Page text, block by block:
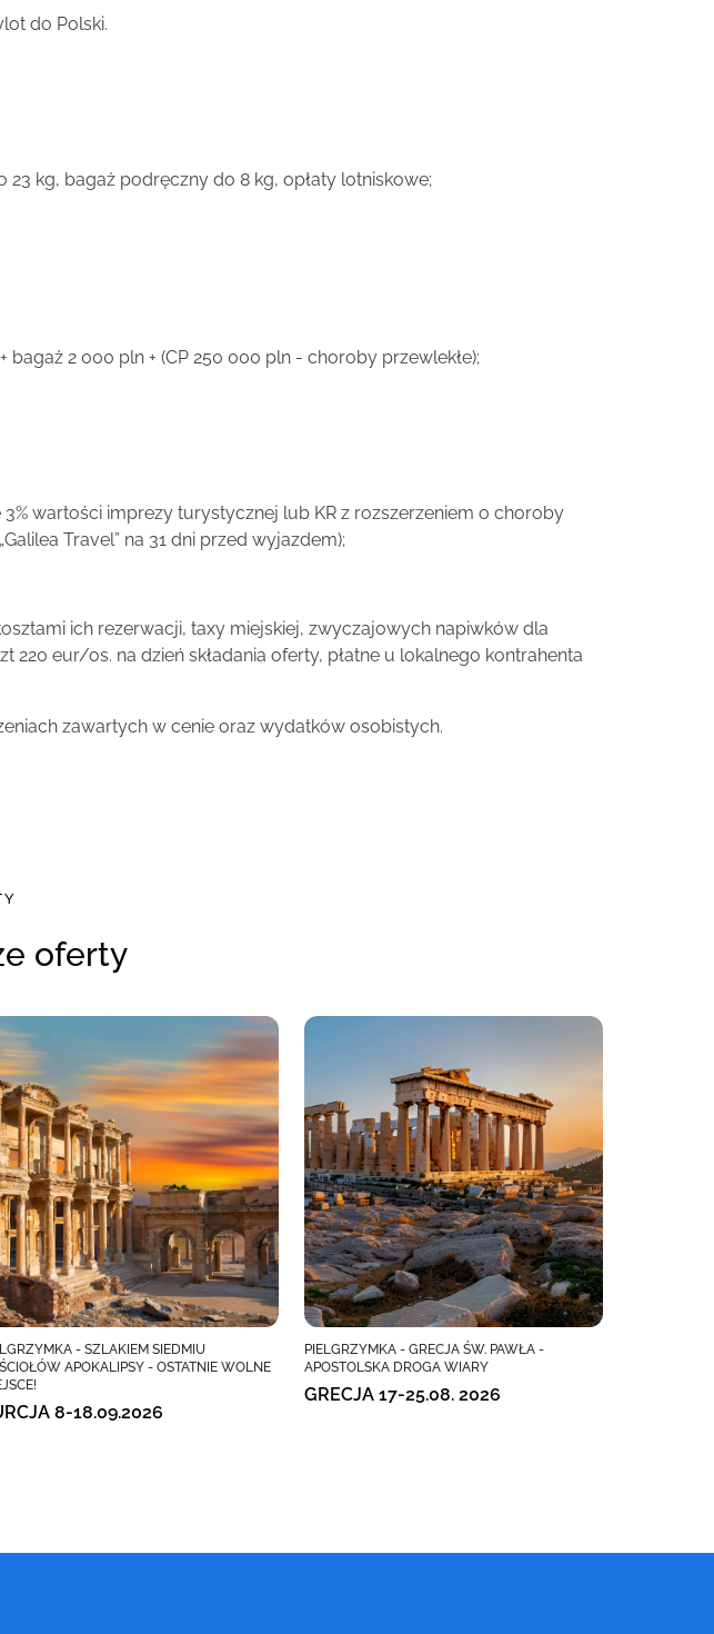
do Polski.
kg, bagaż podręczny do 8 kg, opłaty lotniskowe;
2 000 pln + (CP 250 000 pln - choroby przewlekłe);
wartości imprezy turystycznej lub KR z rozszerzeniem o choroby
Travel” na 31 dni przed wyjazdem);
ich rezerwacji, taxy miejskiej, zwyczajowych napiwków dla
eur/os. na dzień składania oferty, płatne u lokalnego kontrahenta
zawartych w cenie oraz wydatków osobistych.
oferty
- SZLAKIEM SIEDMIU
APOKALIPSY - OSTATNIE WOLNE
8-18.09.2026
PIELGRZYMKA - GRECJA ŚW. PAWŁA -
APOSTOLSKA DROGA WIARY
GRECJA 17-25.08. 2026